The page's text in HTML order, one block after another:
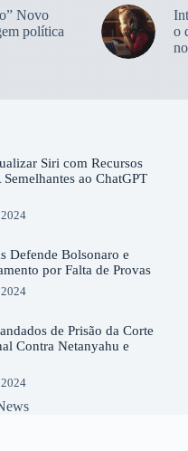
Novo
política
o
Siri com Recursos
ao ChatGPT
Defende Bolsonaro e
por Falta de Provas
de Prisão da Corte
Contra Netanyahu e